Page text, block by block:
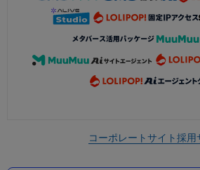
コーポレートサイト採用